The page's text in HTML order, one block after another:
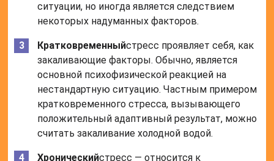
ситуации, но иногда является следствием
некоторых надуманных факторов.
Кратковременныйстресс проявляет себя, как
закаливающие факторы. Обычно, является
основной психофизической реакцией на
нестандартную ситуацию. Частным примером
кратковременного стресса, вызывающего
положительный адаптивный результат, можно
считать закаливание холодной водой.
Хроническийстресс — относится к